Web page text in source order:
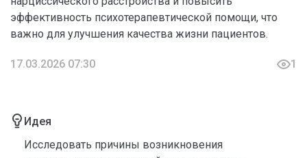
эффективность психотерапевтической помощи, что
важно для улучшения качества жизни пациентов.
17.03.2026 07:30 1
Идея
Исследовать причины возникновения